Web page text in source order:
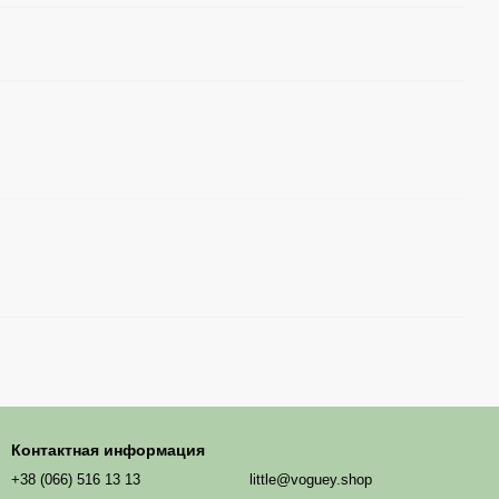
Контактная информация
+38 (066) 516 13 13 little@voguey.shop